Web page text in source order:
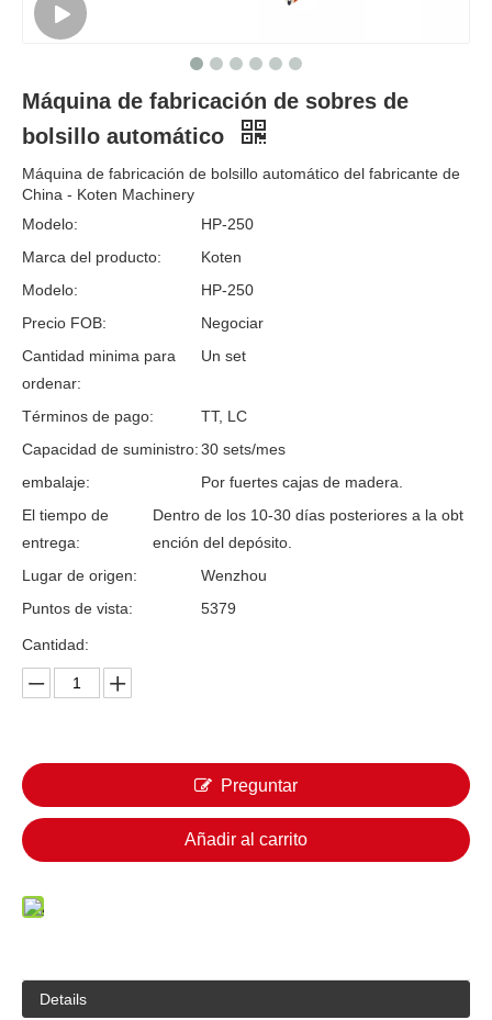
Máquina de fabricación de sobres de
bolsillo automático
Máquina de fabricación de bolsillo automático del fabricante de
China - Koten Machinery
Modelo:
HP-250
Marca del producto:
Koten
Modelo:
HP-250
Precio FOB:
Negociar
Cantidad minima para
ordenar:
Un set
Términos de pago:
TT, LC
Capacidad de suministro:30 sets/mes
embalaje:
Por fuertes cajas de madera.
El tiempo de
entrega:
Dentro de los 10-30 días posteriores a la obt
ención del depósito.
Lugar de origen:
Wenzhou
Puntos de vista:
5379
Cantidad:
Preguntar
Añadir al carrito
Details